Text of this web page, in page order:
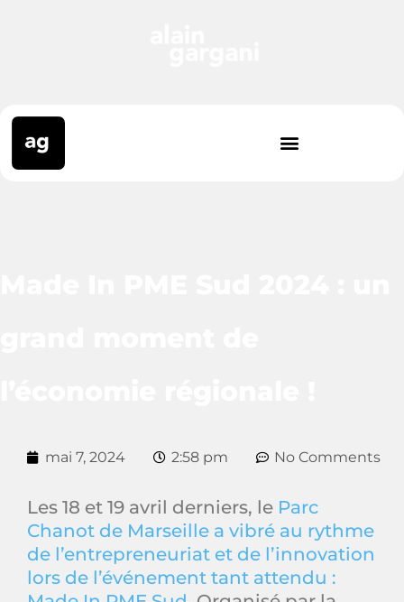
mai 7, 2024 2:58 pm No Comments
Les 18 et 19 avril derniers, le Parc
Chanot de Marseille a vibré au rythme
de l’entrepreneuriat et de l’innovation
lors de l’événement tant attendu :